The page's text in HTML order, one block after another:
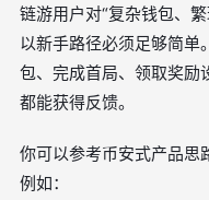
链游用户对“复杂钱包、
以新手路径必须足够简单
包、完成首局、领取奖励
都能获得反馈。
你可以参考币安式产品思
例如：